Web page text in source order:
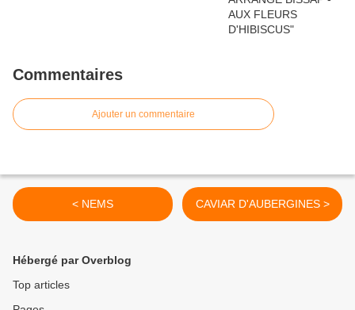
Commentaires
Ajouter un commentaire
< NEMS CAVIAR D'AUBERGINES >
Hébergé par Overblog
Top articles